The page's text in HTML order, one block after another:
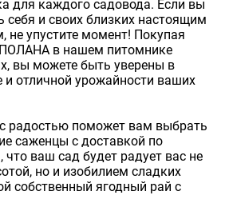
для каждого садовода. Если вы
себя и своих близких настоящим
не упустите момент! Покупая
в нашем питомнике
вы можете быть уверены в
и отличной урожайности ваших
радостью поможет вам выбрать
саженцы с доставкой по
что ваш сад будет радует вас не
но и изобилием сладких
собственный ягодный рай с